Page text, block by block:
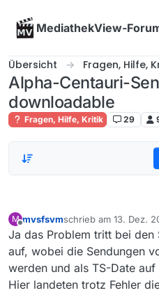
MediathekView-
Übersicht Fragen, Hilfe,
Alpha-Centauri-
downloadable
Fragen, Hilfe, Kritik 29
M
Offline
mvsfsvmschrieb am 13. Dez.
zuletzt editiert von
Ja das Problem tritt bei den
auf, wobei die Sendungen
werden und als TS-Date
Hier landeten trotz Fehler